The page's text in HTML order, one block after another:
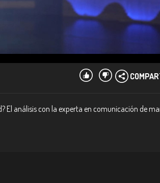
El análisis con la experta en comunicación de